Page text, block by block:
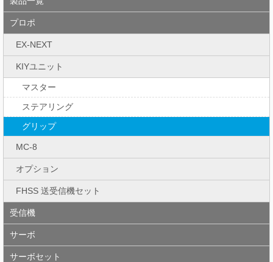
プロポ
EX-NEXT
KIYユニット
マスター
ステアリング
グリップ
MC-8
オプション
FHSS 送受信機セット
受信機
サーボ
サーボセット